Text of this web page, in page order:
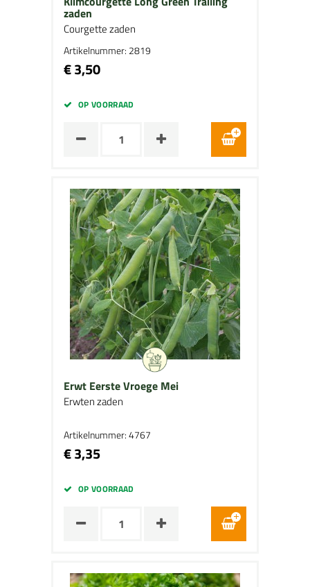
zaden
Courgette zaden
Artikelnummer: 2819
€ 3,50
OP VOORRAAD
Erwt Eerste Vroege Mei
Erwten zaden
Artikelnummer: 4767
€ 3,35
OP VOORRAAD